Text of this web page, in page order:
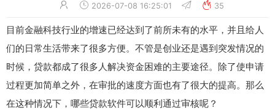
2026-07-08 16:25:01 35
目前金融科技行业的增速已经达到了前所未有的水平，并且给人
们的日常生活带来了很多方便。不管是创业还是遇到突发情况的
时候，贷款都成了很多人解决资金困难的主要途径。除了使申请
过程更加简单之外，在审批的速度方面也有了很大的提高。那么
在这种情况下，哪些贷款软件可以顺利通过审核呢？